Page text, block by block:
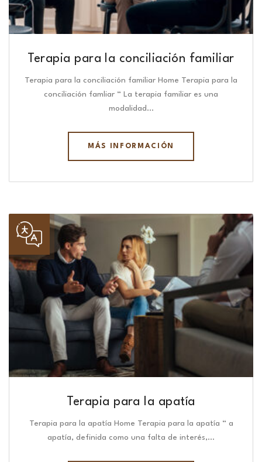
Terapia para la conciliación familiar
Terapia para la conciliación familiar Home Terapia para la
conciliación famliar “ La terapia familiar es una
modalidad…
MÁS INFORMACIÓN
Terapia para la apatía
Terapia para la apatía Home Terapia para la apatía “ a
apatía, definida como una falta de interés,…